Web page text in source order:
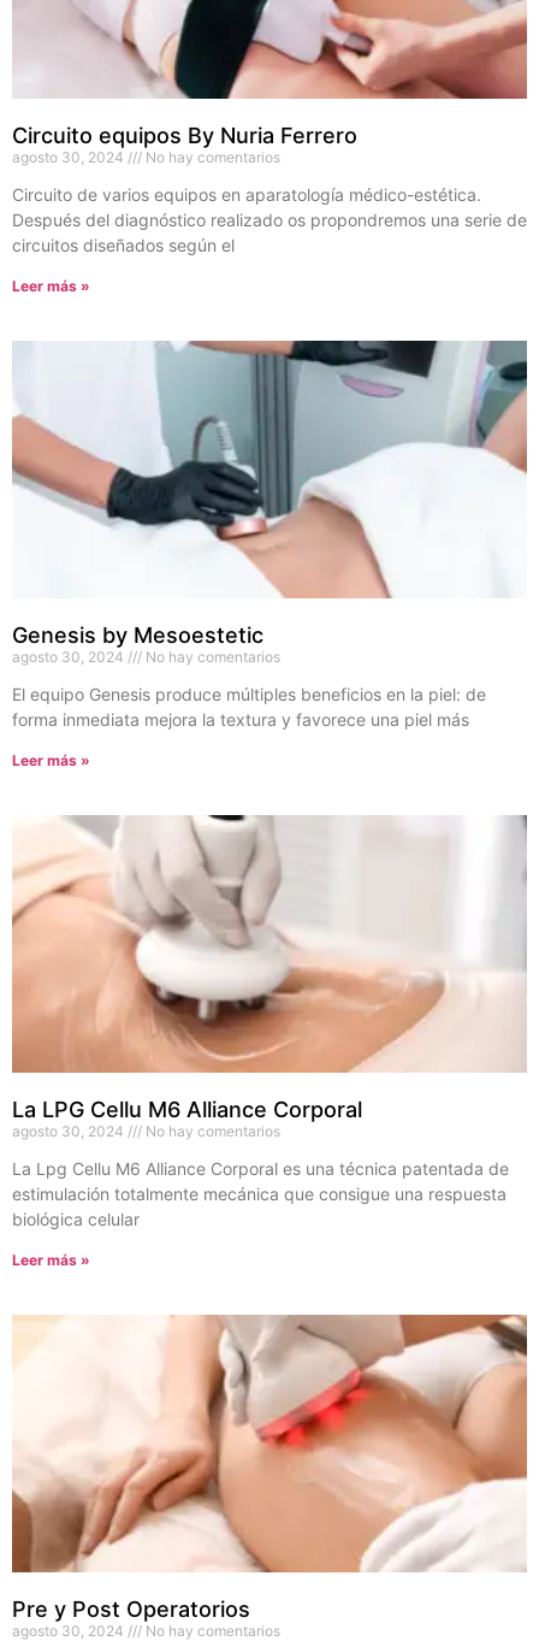
Circuito equipos By Nuria Ferrero
agosto 30, 2024 No hay comentarios
Circuito de varios equipos en aparatología médico-estética.
Después del diagnóstico realizado os propondremos una serie de
circuitos diseñados según el
Leer más »
Genesis by Mesoestetic
agosto 30, 2024 No hay comentarios
El equipo Genesis produce múltiples beneficios en la piel: de
forma inmediata mejora la textura y favorece una piel más
Leer más »
La LPG Cellu M6 Alliance Corporal
agosto 30, 2024 No hay comentarios
La Lpg Cellu M6 Alliance Corporal es una técnica patentada de
estimulación totalmente mecánica que consigue una respuesta
biológica celular
Leer más »
Pre y Post Operatorios
agosto 30, 2024 No hay comentarios